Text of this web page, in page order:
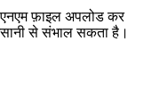
फ़ाइल अपलोड कर
से संभाल सकता है।